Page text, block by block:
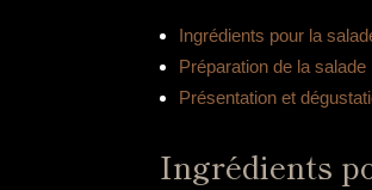
Ingrédients pour la
Préparation de la salade
Présentation et
Ingrédients